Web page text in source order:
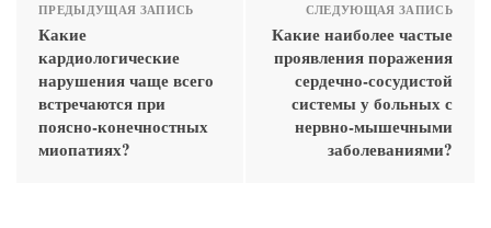
ПРЕДЫДУЩАЯ ЗАПИСЬ
Какие
кардиологические
нарушения чаще всего
встречаются при
поясно-конечностных
миопатиях?
СЛЕДУЮЩАЯ ЗАПИСЬ
Какие наиболее частые
проявления поражения
сердечно-сосудистой
системы у больных с
нервно-мышечными
заболеваниями?